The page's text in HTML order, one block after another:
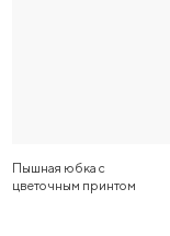
Пышная юбка с
цветочным принтом